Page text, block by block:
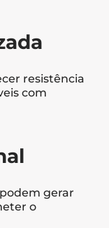
resistência
com
gerar
o